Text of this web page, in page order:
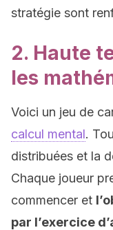
stratégie sont
2. Haute
les
Voici un jeu de
calcul mental.
distribuées et la
Chaque joueur
commencer et
par l’exercice